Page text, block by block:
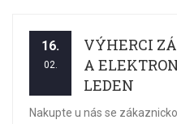
16.
02.
VÝHERCI
A
LEDEN
Nakupte u nás se